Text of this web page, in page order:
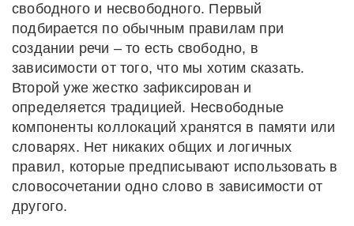
свободного и несвободного. Первый
подбирается по обычным правилам при
создании речи – то есть свободно, в
зависимости от того, что мы хотим сказать.
Второй уже жестко зафиксирован и
определяется традицией. Несвободные
компоненты коллокаций хранятся в памяти или
словарях. Нет никаких общих и логичных
правил, которые предписывают использовать в
словосочетании одно слово в зависимости от
другого.